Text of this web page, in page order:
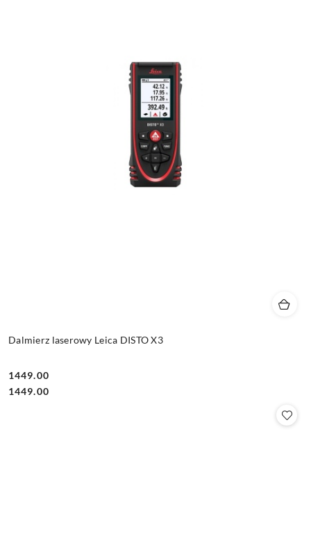
Dalmierz laserowy Leica DISTO X3
Cena:
1449.00
Cena:
1449.00